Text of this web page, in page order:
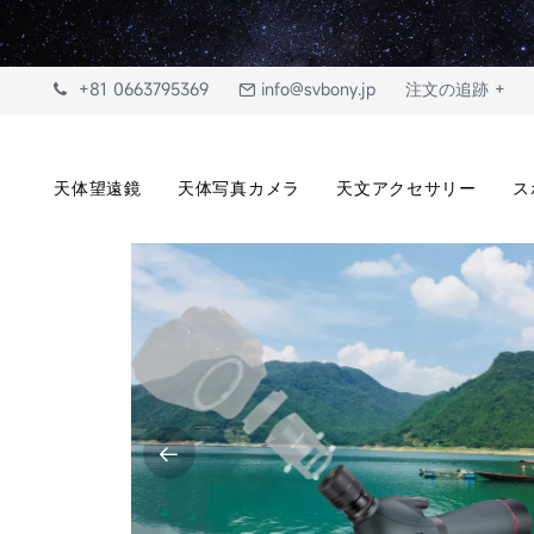
+81 0663795369 info@svbony.jp 注文の追跡 +
天体望遠鏡 天体写真カメラ 天文アクセサリー